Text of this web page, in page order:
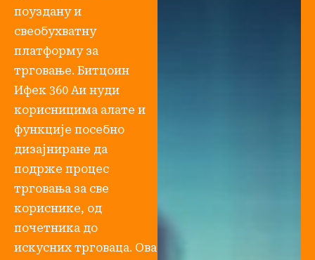
поуздану и
свеобухватну
платформу за
трговање. Битцоин
Ифек 360 Аи нуди
корисницима алате и
функције посебно
дизајниране да
подрже процес
трговања за све
кориснике, од
почетника до
искусних трговаца. Ова